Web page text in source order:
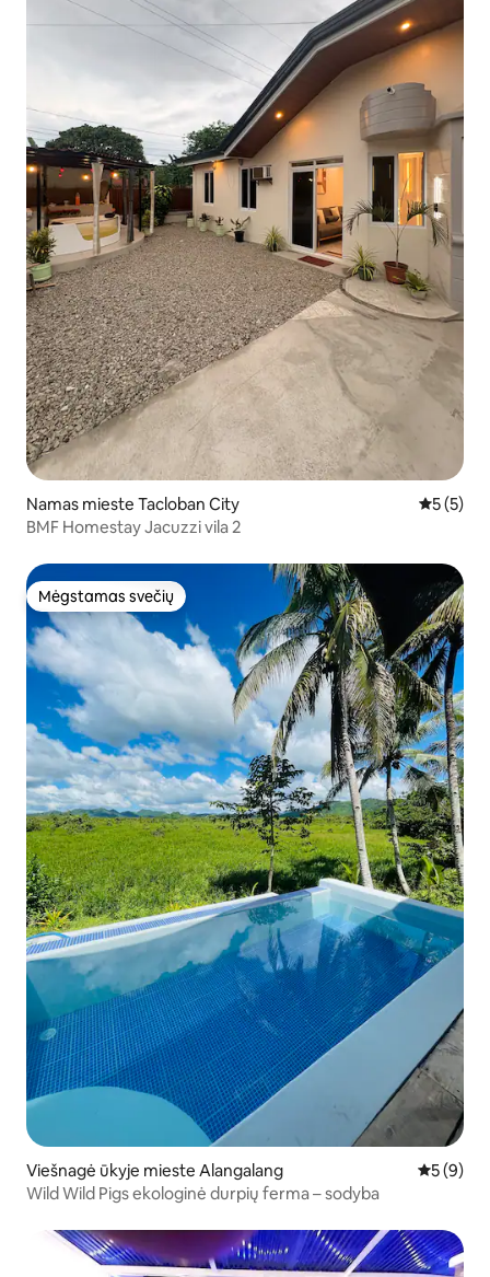
Namas mieste Tacloban City Vidutinis
5 (5)
BMF Homestay Jacuzzi vila 2
Mėgstamas svečių
Mėgstamas svečių
Viešnagė ūkyje mieste Alangalang Vidutinis
5 (9)
Wild Wild Pigs ekologinė durpių ferma – sodyba